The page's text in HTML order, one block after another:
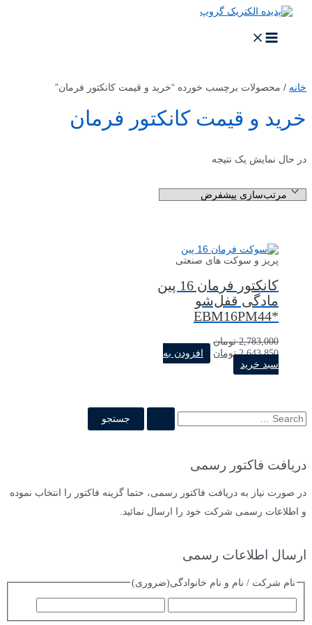
دریافت فاکتور رسمی
در صورت نیاز به دریافت فاکتور رسمی، حتما گزینه فاکتور را انتخاب نموده
و اطلاعات رسمی شرکت خود را ارسال نمائید.
ارسال اطلاعات رسمی
نام شرکت / نام و نام خانوادگی(ضروری)
خانه / محصولات برچسب خورده “خرید و قیمت کانکتور فرمان”
خرید و قیمت کانکتور فرمان
در حال نمایش یک نتیجه
پریز و سوکت های صنعتی
کانکتور فرمان 16 پین
مادگی قفل‌شو
*EBM16PM44
2,783,000 تومان
2,643,850 تومان
افزودن به
سبد خرید